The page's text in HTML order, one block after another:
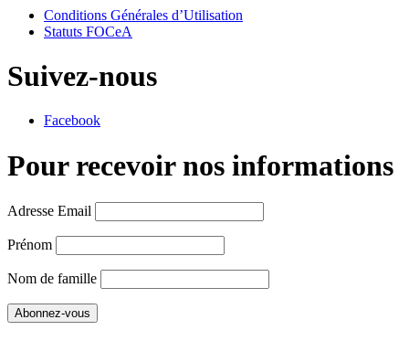
Conditions Générales d’Utilisation
Statuts FOCeA
Suivez-nous
Facebook
Pour recevoir nos informations
Adresse Email
Prénom
Nom de famille